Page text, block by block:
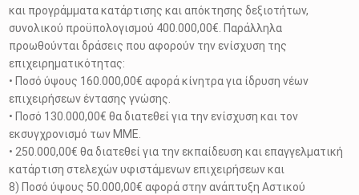
και προγράμματα κατάρτισης και απόκτησης δεξιοτήτων,
συνολικού προϋπολογισμού 400.000,00€. Παράλληλα
προωθούνται δράσεις που αφορούν την ενίσχυση της
επιχειρηματικότητας:
• Ποσό ύψους 160.000,00€ αφορά κίνητρα για ίδρυση νέων
επιχειρήσεων έντασης γνώσης.
• Ποσό 130.000,00€ θα διατεθεί για την ενίσχυση και τον
εκσυγχρονισμό των ΜΜΕ.
• 250.000,00€ θα διατεθεί για την εκπαίδευση και επαγγελματική
κατάρτιση στελεχών υφιστάμενων επιχειρήσεων και
8) Ποσό ύψους 50.000,00€ αφορά στην ανάπτυξη Αστικού